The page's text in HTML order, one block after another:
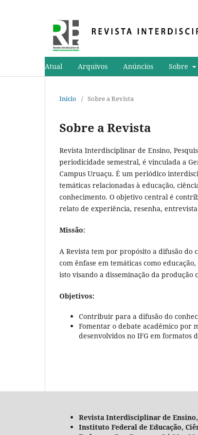
Atual Arquivos Anúncios Sobre
Início / Sobre a Revista
Sobre a Revista
Revista Interdisciplinar de Ensino,
periodicidade semestral, é vinculada a
Campus Uruaçu. É um periódico
temáticas relacionadas à educação,
conhecimento. O objetivo central é
relato de experiência, resenha,
Missão:
A Revista tem por propósito a difusão
com ênfase em temáticas como
isto visando a disseminação da
Objetivos:
Contribuir para a difusão do
Fomentar o debate acadêmico por
desenvolvidos no IFG em formatos
Revista Interdisciplinar de Ensino,
Instituto Federal de Educação,